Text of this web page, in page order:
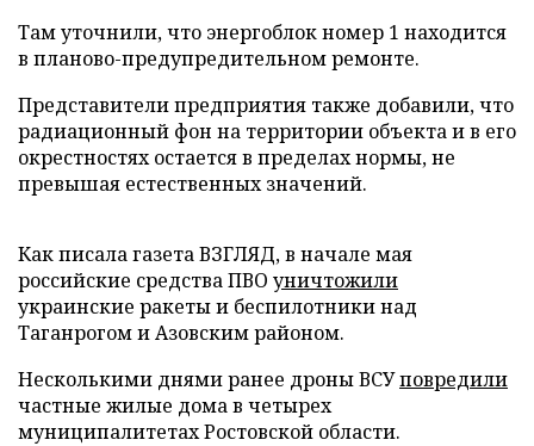
Там уточнили, что энергоблок номер 1 находится
в планово-предупредительном ремонте.
Представители предприятия также добавили, что
радиационный фон на территории объекта и в его
окрестностях остается в пределах нормы, не
превышая естественных значений.
Как писала газета ВЗГЛЯД, в начале мая
российские средства ПВО уничтожили
украинские ракеты и беспилотники над
Таганрогом и Азовским районом.
Несколькими днями ранее дроны ВСУповредили
частные жилые дома в четырех
муниципалитетах Ростовской области.